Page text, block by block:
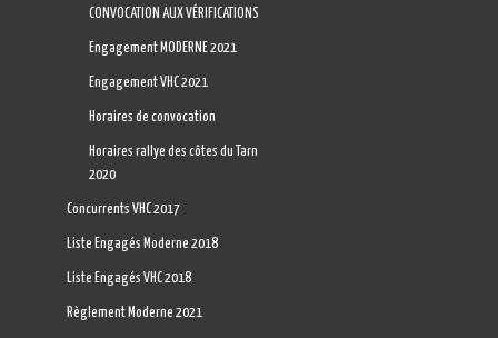
CONVOCATION AUX VÉRIFICATIONS
Engagement MODERNE 2021
Engagement VHC 2021
Horaires de convocation
Horaires rallye des côtes du Tarn
2020
Concurrents VHC 2017
Liste Engagés Moderne 2018
Liste Engagés VHC 2018
Règlement Moderne 2021